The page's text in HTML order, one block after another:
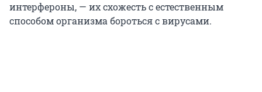
интерфероны, — их схожесть с естественным
способом организма бороться с вирусами.